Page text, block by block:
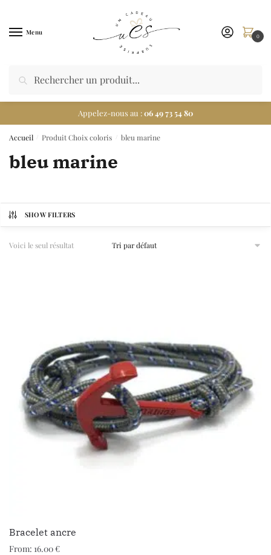
Menu 0
Appelez-nous au :06 49 73 54 80
Accueil Produit Choix coloris bleu marine
bleu marine
SHOW FILTERS
Voici le seul résultat
Bracelet ancre
From: 16.00€